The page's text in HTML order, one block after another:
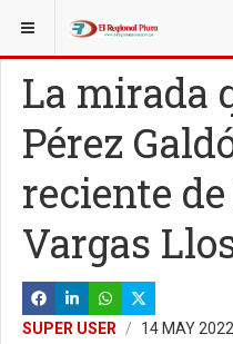
ESTÁ AQUÍ: COLUMNISTAS
La mirada
Pérez
reciente
Vargas
SUPER USER 14 MAY 2022